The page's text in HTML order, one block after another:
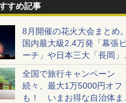
すめ記事
8月開催の花火大会まとめ。
国内最大級2.4万発「幕張
ーチ」や日本三大「長岡」
ど大型イベント目白押し！
全国で旅行キャンペーン
続々、最大1万5000円オフ
も！ いまお得な自治体ま